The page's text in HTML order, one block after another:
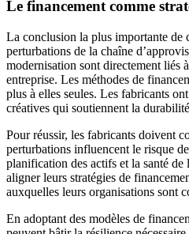
Le financement comme
La conclusion la plus importante de
perturbations de la chaîne
modernisation sont directement liés
entreprise. Les méthodes de
plus à elles seules. Les fabricants
créatives qui soutiennent la
Pour réussir, les fabricants doivent
perturbations influencent le risque
planification des actifs et la santé
aligner leurs stratégies de
auxquelles leurs organisations sont
En adoptant des modèles de